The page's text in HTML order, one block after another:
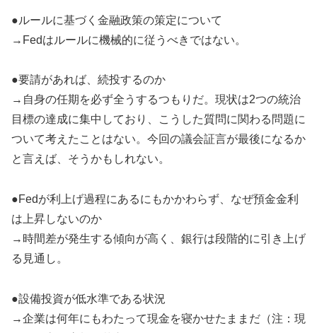
●ルールに基づく金融政策の策定について
→Fedはルールに機械的に従うべきではない。
●要請があれば、続投するのか
→自身の任期を必ず全うするつもりだ。現状は2つの統治
目標の達成に集中しており、こうした質問に関わる問題に
ついて考えたことはない。今回の議会証言が最後になるか
と言えば、そうかもしれない。
●Fedが利上げ過程にあるにもかかわらず、なぜ預金金利
は上昇しないのか
→時間差が発生する傾向が高く、銀行は段階的に引き上げ
る見通し。
●設備投資が低水準である状況
→企業は何年にもわたって現金を寝かせたままだ（注：現